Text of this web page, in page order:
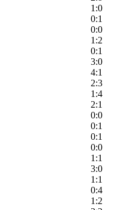
1:0
0:1
0:0
1:2
0:1
3:0
4:1
2:3
1:4
2:1
0:0
0:1
0:1
0:0
1:1
3:0
1:1
0:4
1:2